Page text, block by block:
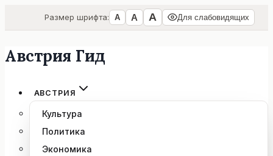
Размер шрифта: А А А Для слабовидящих
Перейти
содержимому
Австрия Гид
АВСТРИЯ
Культура
Политика
Экономика